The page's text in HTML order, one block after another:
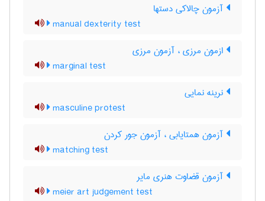
آزمون چالاکی دستها
manual dexterity test
ازمون مرزی ، آزمون مرزی
marginal test
نرینه نمایی
masculine protest
آزمون همتایابی ، آزمون جور کردن
matching test
آزمون قضاوت هنری مایر
meier art judgement test